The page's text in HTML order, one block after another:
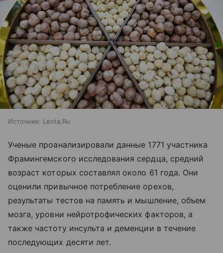
Источник: Lenta.Ru
Ученые проанализировали данные 1771 участника
Фрамингемского исследования сердца, средний
возраст которых составлял около 61 года. Они
оценили привычное потребление орехов,
результаты тестов на память и мышление, объем
мозга, уровни нейротрофических факторов, а
также частоту инсульта и деменции в течение
последующих десяти лет.